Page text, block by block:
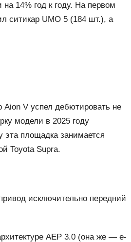
14% год к году. На первом
ситикар UMO 5 (184 шт.), а
Aion V успел дебютировать не
модели в 2025 году
эта площадка занимается
Toyota Supra.
исключительно передний
AEP 3.0 (она же — e-